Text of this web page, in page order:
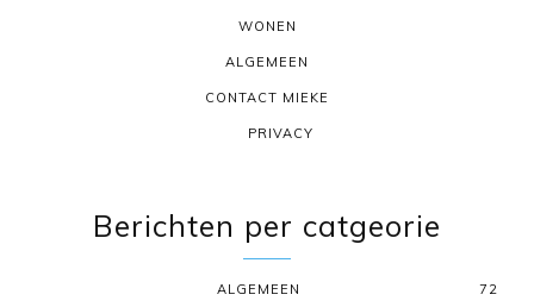
WONEN
ALGEMEEN
CONTACT MIEKE
PRIVACY
Berichten per catgeorie
ALGEMEEN 72